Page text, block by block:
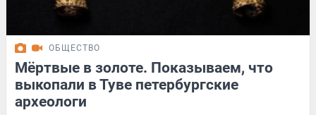
ОБЩЕСТВО
Мёртвые в золоте. Показываем, что
выкопали в Туве петербургские
археологи